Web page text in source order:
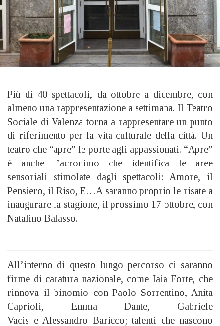
Più di 40 spettacoli, da ottobre a dicembre, con
almeno una rappresentazione a settimana. Il Teatro
Sociale di Valenza torna a rappresentare un punto
di riferimento per la vita culturale della città. Un
teatro che “apre” le porte agli appassionati. “Apre”
è anche l’acronimo che identifica le aree
sensoriali stimolate dagli spettacoli: Amore, il
Pensiero, il Riso, E…A saranno proprio le risate a
inaugurare la stagione, il prossimo 17 ottobre, con
Natalino Balasso.
All’interno di questo lungo percorso ci saranno
firme di caratura nazionale, come Iaia Forte, che
rinnova il binomio con Paolo Sorrentino, Anita
Caprioli, Emma Dante, Gabriele
Vacis e Alessandro Baricco; talenti che nascono